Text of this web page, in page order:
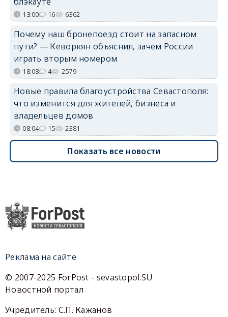
13:00 16 6362
Почему наш бронепоезд стоит на запасном
пути? — Кеворкян объяснил, зачем России
играть вторым номером
18:08 4 2579
Новые правила благоустройства Севастополя:
что изменится для жителей, бизнеса и
владельцев домов
08:04 15 2381
Показать все новости
Реклама на сайте
© 2007-2025 ForPost - sevastopol.SU
Новостной портал
Учредитель: С.П. Кажанов